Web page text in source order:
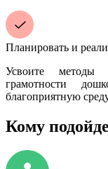
Планировать и
Усвоите
грамотности
благоприятную
Кому